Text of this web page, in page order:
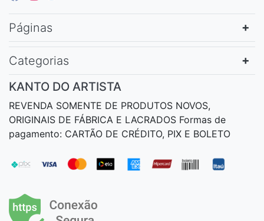
Páginas
Categorias
KANTO DO ARTISTA
REVENDA SOMENTE DE PRODUTOS NOVOS,
ORIGINAIS DE FÁBRICA E LACRADOS Formas de
pagamento: CARTÃO DE CRÉDITO, PIX E BOLETO